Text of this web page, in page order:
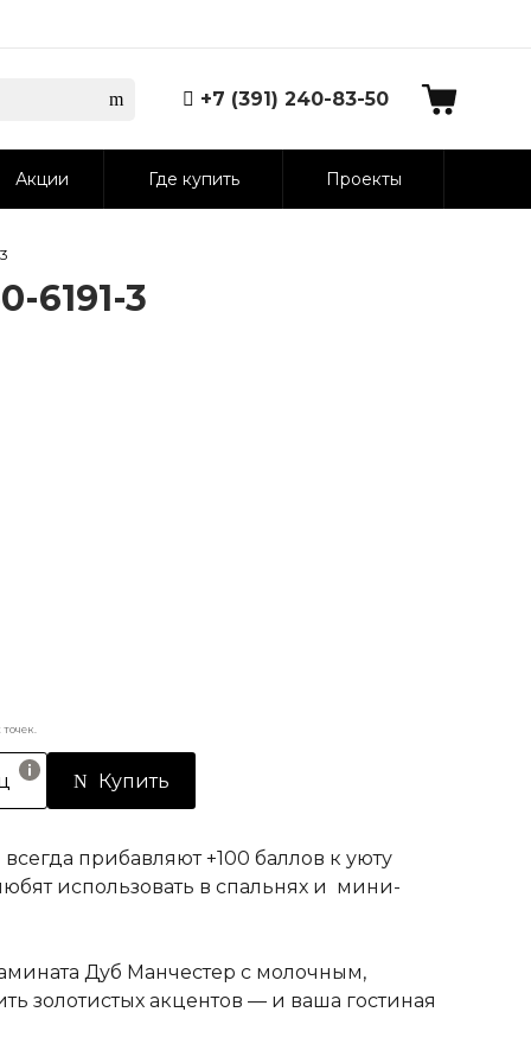
+7 (391) 240-83-50
Акции Где купить Проекты
6191-3
Купить
прибавляют +100 баллов к уюту
использовать в спальнях и мини-
Дуб Манчестер с молочным,
золотистых акцентов — и ваша гостиная